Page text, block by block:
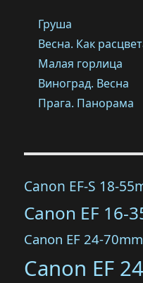
Груша
Весна. Как
Малая горлица
Виноград. Весна
Прага. Панорама
Canon EF-S 18-
Canon EF 16-
Canon EF 24-70mm
Canon EF